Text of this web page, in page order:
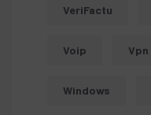
VeriFactu
Voip Vpn
Windows